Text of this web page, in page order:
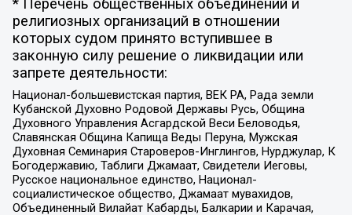
* Перечень общественных объединений и
религиозных организаций в отношении
которых судом принято вступившее в
законную силу решение о ликвидации или
запрете деятельности:
Национал-большевистская партия, ВЕК РА, Рада земли
Кубанской Духовно Родовой Державы Русь, Община
Духовного Управления Асгардской Веси Беловодья,
Славянская Община Капища Веды Перуна, Мужская
Духовная Семинария Староверов-Инглингов, Нурджулар, К
Богодержавию, Таблиги Джамаат, Свидетели Иеговы,
Русское национальное единство, Национал-
социалистическое общество, Джамаат мувахидов,
Объединенный Вилайат Кабарды, Балкарии и Карачая,